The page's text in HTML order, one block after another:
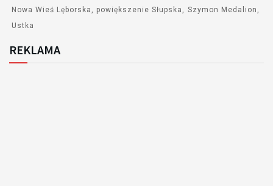
Nowa Wieś Lęborska
powiększenie Słupska
Szymon Medalion
Ustka
REKLAMA